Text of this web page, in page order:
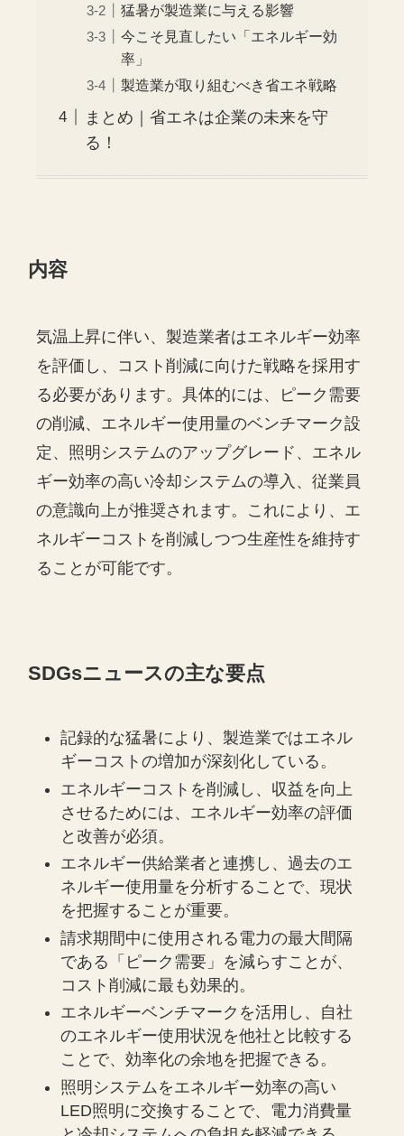
猛暑が製造業に与える影響
今こそ見直したい「エネルギー効
率」
製造業が取り組むべき省エネ戦略
まとめ｜省エネは企業の未来を守
る！
内容
気温上昇に伴い、製造業者はエネルギー効率
を評価し、コスト削減に向けた戦略を採用す
る必要があります。具体的には、ピーク需要
の削減、エネルギー使用量のベンチマーク設
定、照明システムのアップグレード、エネル
ギー効率の高い冷却システムの導入、従業員
の意識向上が推奨されます。これにより、エ
ネルギーコストを削減しつつ生産性を維持す
ることが可能です。
SDGsニュースの主な要点
記録的な猛暑により、製造業ではエネル
ギーコストの増加が深刻化している。
エネルギーコストを削減し、収益を向上
させるためには、エネルギー効率の評価
と改善が必須。
エネルギー供給業者と連携し、過去のエ
ネルギー使用量を分析することで、現状
を把握することが重要。
請求期間中に使用される電力の最大間隔
である「ピーク需要」を減らすことが、
コスト削減に最も効果的。
エネルギーベンチマークを活用し、自社
のエネルギー使用状況を他社と比較する
ことで、効率化の余地を把握できる。
照明システムをエネルギー効率の高い
LED照明に交換することで、電力消費量